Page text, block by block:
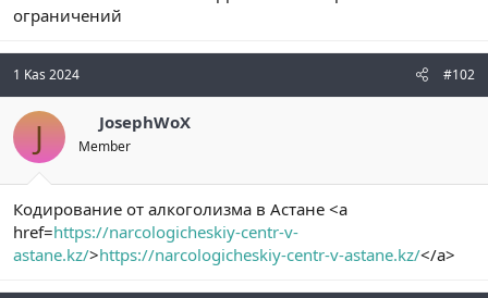
n
ограничений
1 Kas 2024 #102
J JosephWoX
Member
Кодирование от алкоголизма в Астане <a
href=https://narcologicheskiy-centr-v-
astane.kz/>https://narcologicheskiy-centr-v-astane.kz/</a>